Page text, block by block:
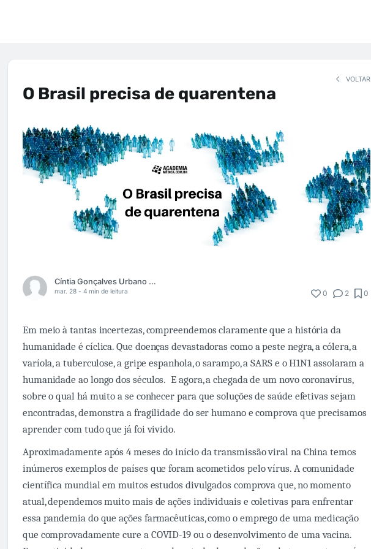
VOLTAR
O Brasil precisa de quarentena
Cíntia Gonçalves Urbano Cavalcante
mar. 28 - 4 min de leitura 0 2 0
Em meio à tantas incertezas, compreendemos claramente que a história da
humanidade é cíclica. Que doenças devastadoras como a peste negra, a cólera, a
varíola, a tuberculose, a gripe espanhola, o sarampo, a SARS e o H1N1 assolaram a
humanidade ao longo dos séculos. E agora, a chegada de um novo coronavírus,
sobre o qual há muito a se conhecer para que soluções de saúde efetivas sejam
encontradas, demonstra a fragilidade do ser humano e comprova que precisamos
aprender com tudo que já foi vivido.
Aproximadamente após 4 meses do início da transmissão viral na China temos
inúmeros exemplos de países que foram acometidos pelo vírus. A comunidade
científica mundial em muitos estudos divulgados comprova que, no momento
atual, dependemos muito mais de ações individuais e coletivas para enfrentar
essa pandemia do que ações farmacêuticas, como o emprego de uma medicação
que comprovadamente cure a COVID-19 ou o desenvolvimento de uma vacina.